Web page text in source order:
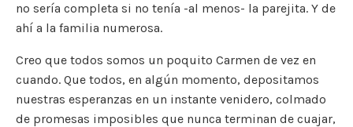
no sería completa si no tenía -al menos- la parejita. Y de
ahí a la familia numerosa.
Creo que todos somos un poquito Carmen de vez en
cuando. Que todos, en algún momento, depositamos
nuestras esperanzas en un instante venidero, colmado
de promesas imposibles que nunca terminan de cuajar,